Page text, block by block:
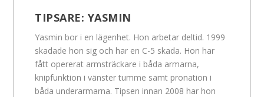
TIPSARE: YASMIN
Yasmin bor i en lägenhet. Hon arbetar deltid. 1999
skadade hon sig och har en C-5 skada. Hon har
fått opererat armsträckare i båda armarna,
knipfunktion i vänster tumme samt pronation i
båda underarmarna. Tipsen innan 2008 har hon